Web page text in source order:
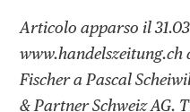
Articolo apparso il
www.handelszeitung.ch
Fischer a Pascal
& Partner Schweiz AG.